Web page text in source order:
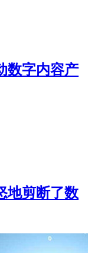
数字内容产
地剪断了数